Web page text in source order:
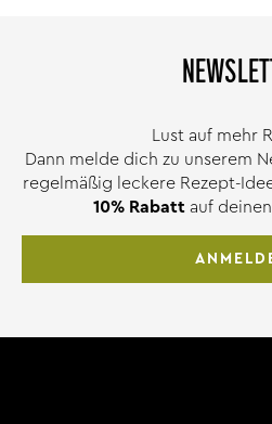
Lust auf mehr
Dann melde dich zu unserem
regelmäßig leckere Rezept-
10% Rabatt auf